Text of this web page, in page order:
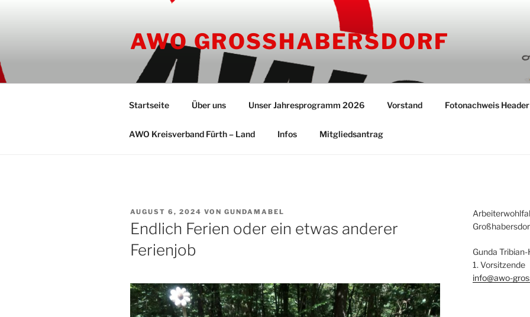
AWO GROSSHABERSDORF
Startseite Über uns Unser Jahresprogramm 2026 Vorstand Fotonachweis Header
AWO Kreisverband Fürth – Land Infos Mitgliedsantrag
VERÖFFENTLICHT
AM
AUGUST 6, 2024 VON GUNDAMABEL
Endlich Ferien oder ein etwas anderer
Ferienjob
Gunda
1. Vorsitzende
info@awo-